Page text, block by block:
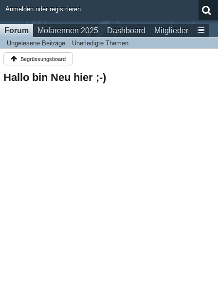
Anmelden oder registrieren
Forum Mofarennen 2025 Dashboard Mitglieder
Ungelesene Beiträge Unerledigte Themen
Begrüssungsboard
Hallo bin Neu hier ;-)